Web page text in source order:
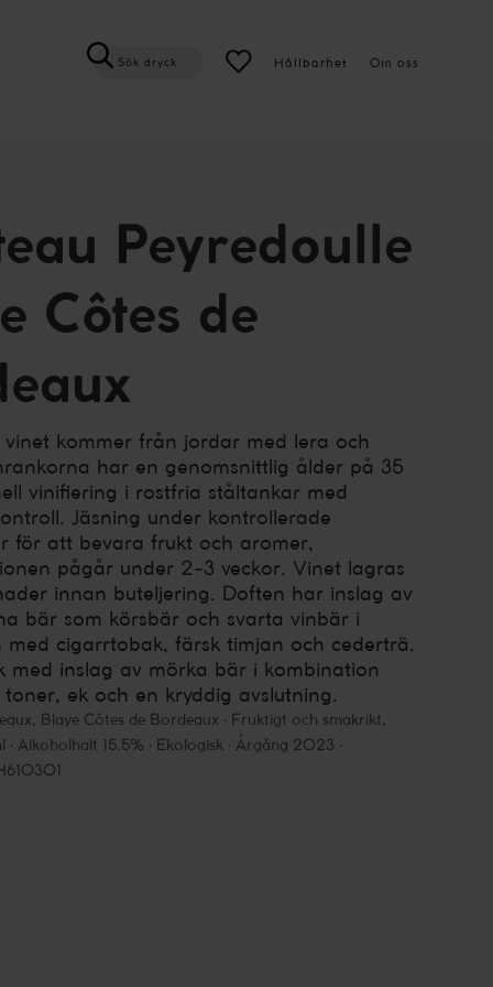
Sök dryck Hållbarhet Om oss
Peyredoulle
Côtes de
kommer från jordar med lera och
har en genomsnittlig ålder på 35
vinifiering i rostfria ståltankar med
Jäsning under kontrollerade
för att bevara frukt och aromer,
pågår under 2-3 veckor. Vinet lagras
innan buteljering. Doften har inslag av
bär som körsbär och svarta vinbär i
med cigarrtobak, färsk timjan och cederträ.
med inslag av mörka bär i kombination
ek och en kryddig avslutning.
, Blaye Côtes de Bordeaux
Fruktigt och smakrikt,
Alkoholhalt 15.5% Ekologisk
Årgång 2023